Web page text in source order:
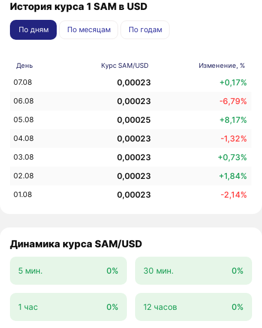
История курса 1 SAM в USD
По дням По месяцам По годам
День Курс SAM/USD Изменение, %
07.08 0,00023 +0,17%
06.08 0,00023 -6,79%
05.08 0,00025 +8,17%
04.08 0,00023 -1,32%
03.08 0,00023 +0,73%
02.08 0,00023 +1,84%
01.08 0,00023 -2,14%
Динамика курса SAM/USD
5 мин. 0% 30 мин. 0%
1 час 0% 12 часов 0%